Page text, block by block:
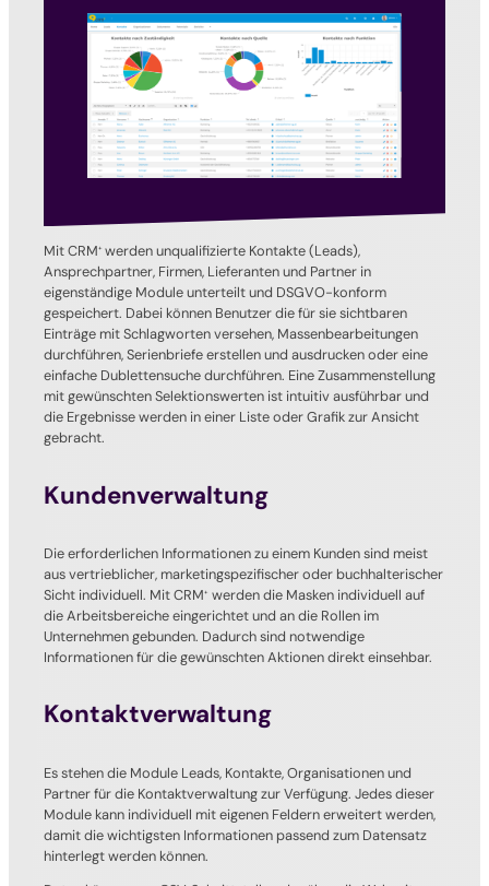
Mit CRM+ werden unqualifizierte Kontakte (Leads),
Ansprechpartner, Firmen, Lieferanten und Partner in
eigenständige Module unterteilt und DSGVO-konform
gespeichert. Dabei können Benutzer die für sie sichtbaren
Einträge mit Schlagworten versehen, Massenbearbeitungen
durchführen, Serienbriefe erstellen und ausdrucken oder eine
einfache Dublettensuche durchführen. Eine Zusammenstellung
mit gewünschten Selektionswerten ist intuitiv ausführbar und
die Ergebnisse werden in einer Liste oder Grafik zur Ansicht
gebracht.
Kundenverwaltung
Die erforderlichen Informationen zu einem Kunden sind meist
aus vertrieblicher, marketingspezifischer oder buchhalterischer
Sicht individuell. Mit CRM+ werden die Masken individuell auf
die Arbeitsbereiche eingerichtet und an die Rollen im
Unternehmen gebunden. Dadurch sind notwendige
Informationen für die gewünschten Aktionen direkt einsehbar.
Kontaktverwaltung
Es stehen die Module Leads, Kontakte, Organisationen und
Partner für die Kontaktverwaltung zur Verfügung. Jedes dieser
Module kann individuell mit eigenen Feldern erweitert werden,
damit die wichtigsten Informationen passend zum Datensatz
hinterlegt werden können.